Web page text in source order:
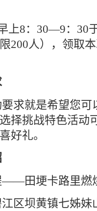
上8：30—9：30
200人），领取
求就是希望您
择挑战特色活动
好礼。
——田埂卡路里燃
江区坝黄镇七姊